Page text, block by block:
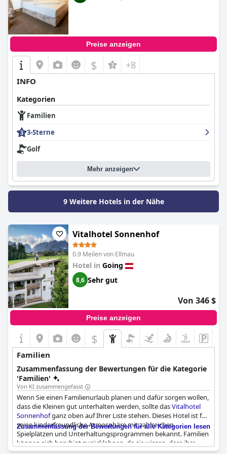
mit hervorragendem Service, was es zu einem wunderbaren
Ausgangspunkt für jeden Reisenden macht.
Preise anzeigen
$ +8
INFO
Kategorien
Familien
3-Sterne
Golf
Mehr anzeigen
9 Weitere Hotels in der Nähe
Vitalhotel Sonnenhof
0.9 Meilen von Ellmau
Hotel in Going
8,6 Sehr gut
Von 346 $
Preise anzeigen
$
Familien
Zusammenfassung der Bewertungen für die Kategorie
'Familien'
Von KI zusammengefasst
Wenn Sie einen Familienurlaub planen und dafür sorgen wollen,
dass die Kleinen gut unterhalten werden, sollte dasVitalhotel
Sonnenhofganz oben auf Ihrer Liste stehen. Dieses Hotel ist für
seine kinderfreundliche Atmosphäre mit zahlreichen
Spielplätzen und Unterhaltungsprogrammen bekannt. Familien
können sich beruhigt zurücklehnen, da sie wissen, dass ihre
Kinder viel Platz haben, um sich auszutoben und sich zu
Zusammenfassung der Bewertungen für alle Kategorien lesen